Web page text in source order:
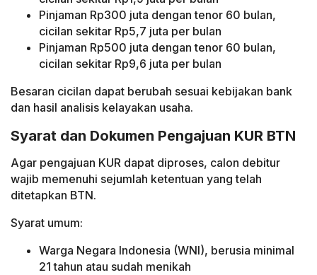
Pinjaman Rp300 juta dengan tenor 60 bulan,
cicilan sekitar Rp5,7 juta per bulan
Pinjaman Rp500 juta dengan tenor 60 bulan,
cicilan sekitar Rp9,6 juta per bulan
Besaran cicilan dapat berubah sesuai kebijakan bank
dan hasil analisis kelayakan usaha.
Syarat dan Dokumen Pengajuan KUR BTN
Agar pengajuan KUR dapat diproses, calon debitur
wajib memenuhi sejumlah ketentuan yang telah
ditetapkan BTN.
Syarat umum:
Warga Negara Indonesia (WNI), berusia minimal
21 tahun atau sudah menikah